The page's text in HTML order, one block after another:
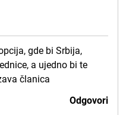
gde bi Srbija,
a ujedno bi te
članica
Odgovori